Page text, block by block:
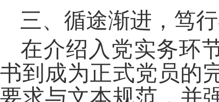
三、循途渐进，笃
在介绍入党实务环
书到成为正式党员的
要求与文本规范，并